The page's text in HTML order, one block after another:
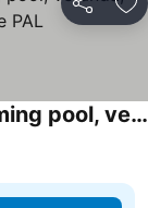
Partager
Gite 3* les Gourlines with swimming pool, veranda, garage - near Moulins and Le PAL